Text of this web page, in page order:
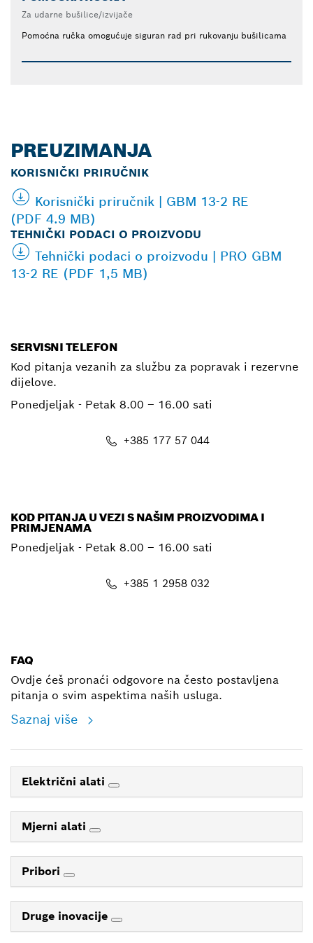
Za udarne bušilice/izvijače
Pomoćna ručka omogućuje siguran rad pri rukovanju bušilicama
PREUZIMANJA
KORISNIČKI PRIRUČNIK
Korisnički priručnik | GBM 13-2 RE
(PDF 4.9 MB)
TEHNIČKI PODACI O PROIZVODU
Tehnički podaci o proizvodu | PRO GBM
13-2 RE (PDF 1,5 MB)
SERVISNI TELEFON
Kod pitanja vezanih za službu za popravak i rezervne
dijelove.
Ponedjeljak - Petak 8.00 – 16.00 sati
+385 177 57 044
KOD PITANJA U VEZI S NAŠIM PROIZVODIMA I
PRIMJENAMA
Ponedjeljak - Petak 8.00 – 16.00 sati
+385 1 2958 032
FAQ
Ovdje ćeš pronaći odgovore na često postavljena
pitanja o svim aspektima naših usluga.
Saznaj više
Električni alati
Mjerni alati
Pribori
Druge inovacije